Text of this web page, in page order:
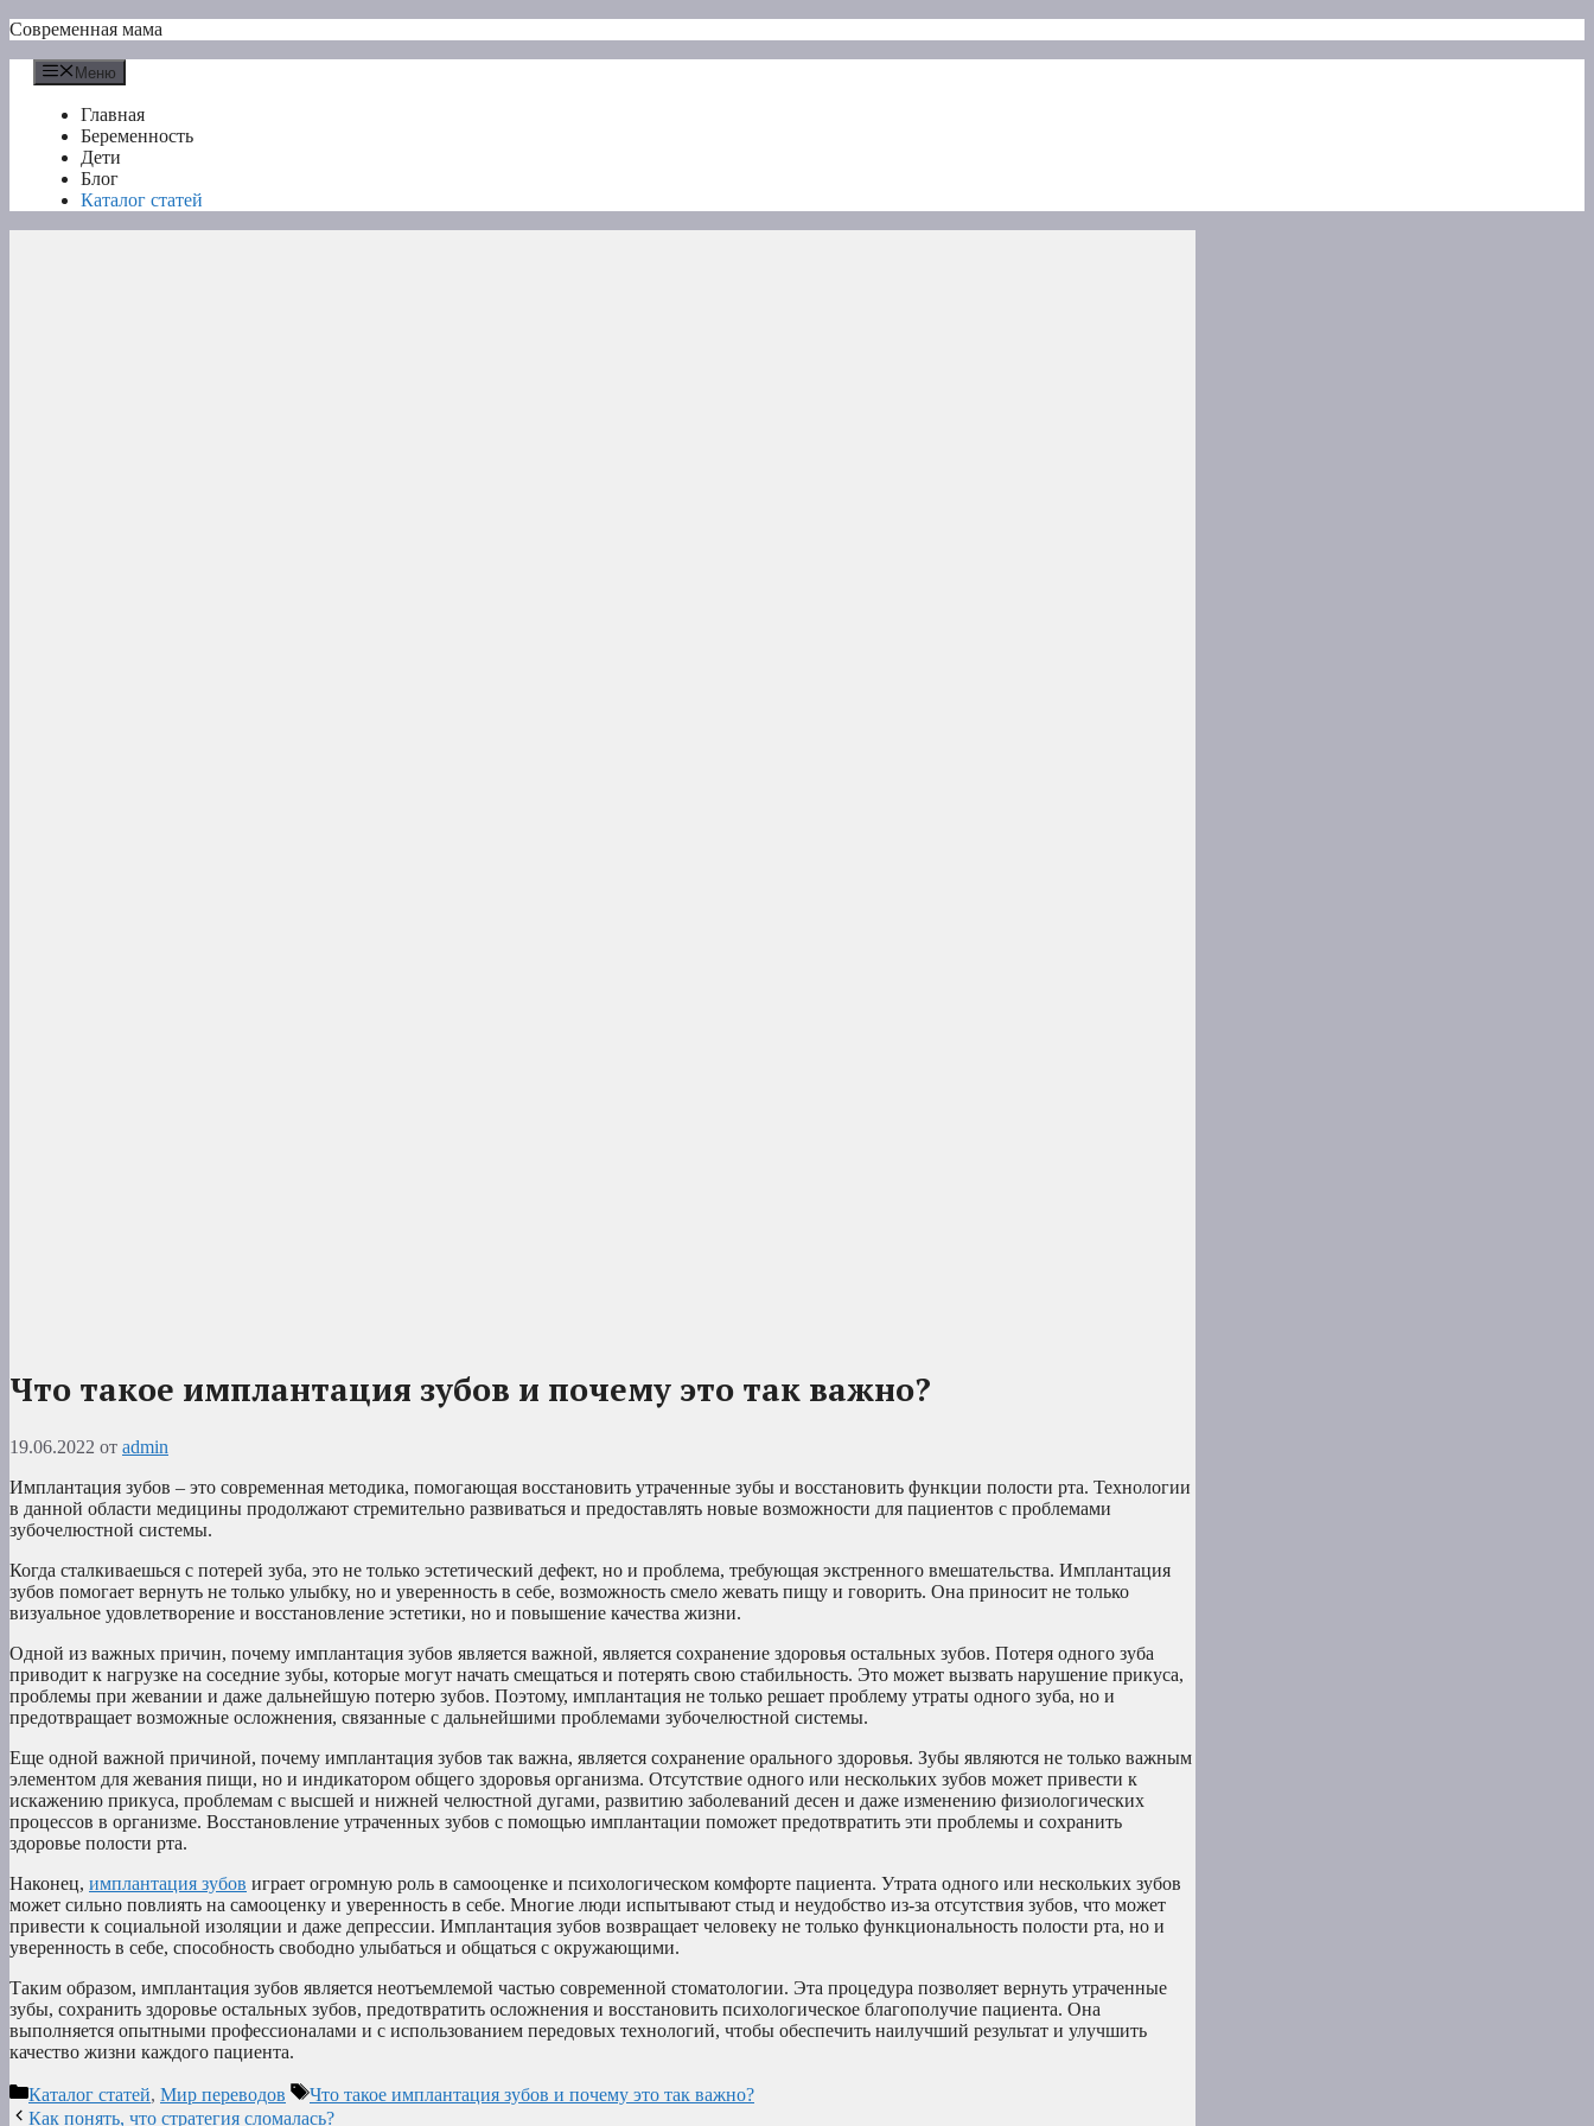
Перейти
содержимому
Современная мама
Меню
Главная
Беременность
Дети
Блог
Каталог статей
Что такое имплантация зубов и почему это так важно?
19.06.2022 от admin
Имплантация зубов – это современная методика, помогающая восстановить утраченные зубы и восстановить функции полости рта. Технологии
в данной области медицины продолжают стремительно развиваться и предоставлять новые возможности для пациентов с проблемами
зубочелюстной системы.
Когда сталкиваешься с потерей зуба, это не только эстетический дефект, но и проблема, требующая экстренного вмешательства. Имплантация
зубов помогает вернуть не только улыбку, но и уверенность в себе, возможность смело жевать пищу и говорить. Она приносит не только
визуальное удовлетворение и восстановление эстетики, но и повышение качества жизни.
Одной из важных причин, почему имплантация зубов является важной, является сохранение здоровья остальных зубов. Потеря одного зуба
приводит к нагрузке на соседние зубы, которые могут начать смещаться и потерять свою стабильность. Это может вызвать нарушение прикуса,
проблемы при жевании и даже дальнейшую потерю зубов. Поэтому, имплантация не только решает проблему утраты одного зуба, но и
предотвращает возможные осложнения, связанные с дальнейшими проблемами зубочелюстной системы.
Еще одной важной причиной, почему имплантация зубов так важна, является сохранение орального здоровья. Зубы являются не только важным
элементом для жевания пищи, но и индикатором общего здоровья организма. Отсутствие одного или нескольких зубов может привести к
искажению прикуса, проблемам с высшей и нижней челюстной дугами, развитию заболеваний десен и даже изменению физиологических
процессов в организме. Восстановление утраченных зубов с помощью имплантации поможет предотвратить эти проблемы и сохранить
здоровье полости рта.
Наконец, имплантация зубов играет огромную роль в самооценке и психологическом комфорте пациента. Утрата одного или нескольких зубов
может сильно повлиять на самооценку и уверенность в себе. Многие люди испытывают стыд и неудобство из-за отсутствия зубов, что может
привести к социальной изоляции и даже депрессии. Имплантация зубов возвращает человеку не только функциональность полости рта, но и
уверенность в себе, способность свободно улыбаться и общаться с окружающими.
Таким образом, имплантация зубов является неотъемлемой частью современной стоматологии. Эта процедура позволяет вернуть утраченные
зубы, сохранить здоровье остальных зубов, предотвратить осложнения и восстановить психологическое благополучие пациента. Она
выполняется опытными профессионалами и с использованием передовых технологий, чтобы обеспечить наилучший результат и улучшить
качество жизни каждого пациента.
Рубрики
Каталог статей, Мир переводов Метки
Что такое имплантация зубов и почему это так важно?
Как понять, что стратегия сломалась?